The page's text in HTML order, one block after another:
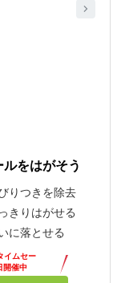
をはがそう
りつきを除去
きりはがせる
に落とせる
イムセー
開催中